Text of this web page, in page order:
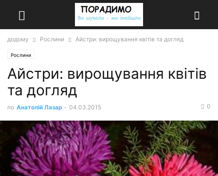
додому Рослини Айстри: вирощування квітів та догляд
Рослини
Айстри: вирощування квітів
та догляд
по Анатолій Лазар - 04.03.2015 0